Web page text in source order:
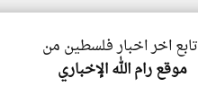
تابع اخر اخبار فلسطين من
موقع رام الله الإخباري